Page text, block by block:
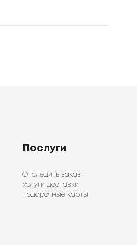
Послуги
Отследить заказ
Услуги доставки
Подарочные карты